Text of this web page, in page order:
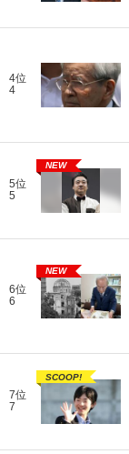
4位
4
5位
5
NEW
6位
6
NEW
7位
7
SCOOP!